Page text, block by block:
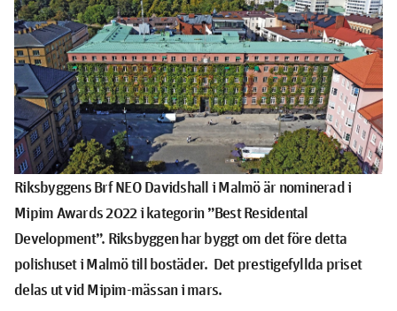
Riksbyggens Brf NEO Davidshall i Malmö är nominerad i
Mipim Awards 2022i kategorin”Best Residental
Development”. Riksbyggen har byggt om det före detta
polishuset i Malmö till bostäder. Det prestigefyllda priset
delas ut vid Mipim-mässan i mars.